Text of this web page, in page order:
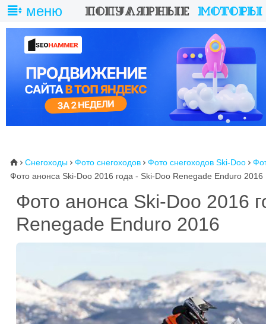
меню
⌂  Снегоходы  Фото снегоходов  Фото снегоходов Ski-Doo 
Фото анонса Ski-Doo 2016 года - Ski-Doo Renegade Enduro 2016
Фото анонса Ski-Doo 2016
Renegade Enduro 2016